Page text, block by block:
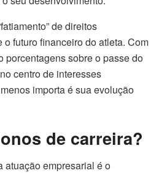
de direitos
futuro financeiro do atleta. Com
porcentagens sobre o passe do
centro de interesses
importa é sua evolução
de carreira?
atuação empresarial é o